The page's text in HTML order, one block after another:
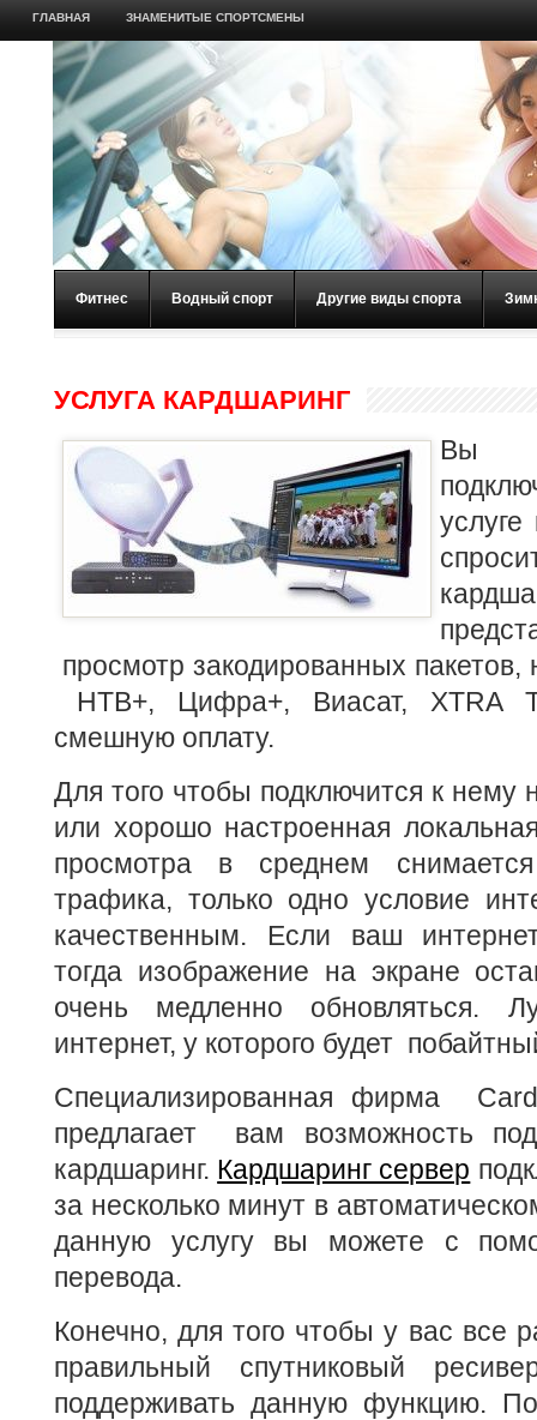
ГЛАВНАЯ ЗНАМЕНИТЫЕ СПОРТСМЕНЫ
Фитнес Водный спорт Другие виды спорта
УСЛУГА КАРДШАРИНГ
Вы
просмотр закодированных пакетов,
НТВ+, Цифра+, Виасат, XTRA
смешную оплату.
Для того чтобы подключится к нему
или хорошо настроенная
просмотра в среднем
трафика, только одно условие
качественным. Если ваш
тогда изображение на экране
очень медленно обновляться.
интернет, у которого будет
Специализированная фирма
предлагает вам возможность
кардшаринг. Кардшаринг сервер
за несколько минут в
данную услугу вы можете с
перевода.
Конечно, для того чтобы у вас все
правильный спутниковый
поддерживать данную функцию.